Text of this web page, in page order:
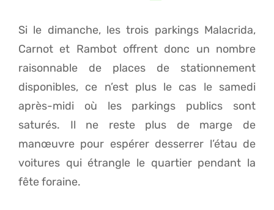
Si le dimanche, les trois parkings Malacrida,
Carnot et Rambot offrent donc un nombre
raisonnable de places de stationnement
disponibles, ce n’est plus le cas le samedi
après-midi où les parkings publics sont
saturés. Il ne reste plus de marge de
manœuvre pour espérer desserrer l’étau de
voitures qui étrangle le quartier pendant la
fête foraine.